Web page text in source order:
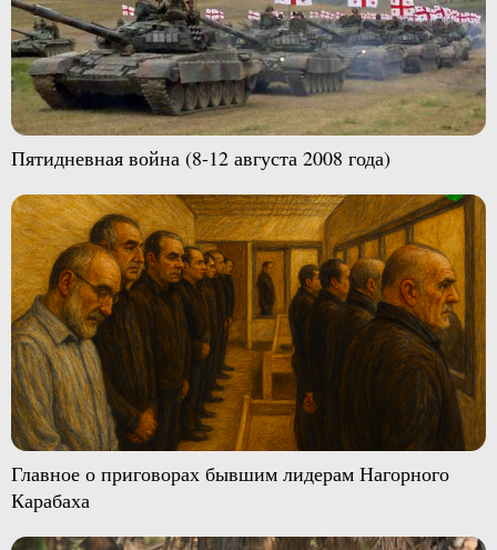
Пятидневная война (8-12 августа 2008 года)
Главное о приговорах бывшим лидерам Нагорного
Карабаха